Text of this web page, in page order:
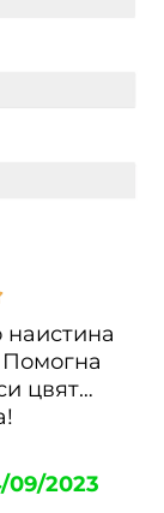
наистина
цвят…
09/2023